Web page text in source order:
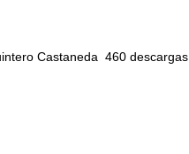
Castaneda 460 descargas